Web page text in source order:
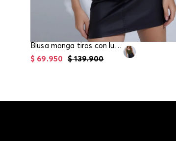
Blusa manga tiras con lurex para mujer
$ 139.900
$ 69.950